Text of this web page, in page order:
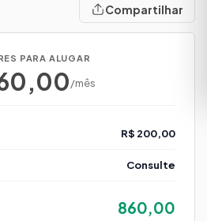
Compartilhar
PARA ALUGAR
/mês
R$ 200,00
Consulte
860,00